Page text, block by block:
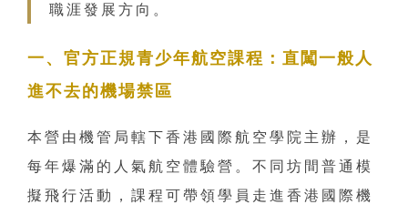
職涯發展方向。
一、官方正規青少年航空課程：直闖一般人
進不去的機場禁區
本營由機管局轄下香港國際航空學院主辦，是
每年爆滿的人氣航空體驗營。不同坊間普通模
擬飛行活動，課程可帶領學員走進香港國際機